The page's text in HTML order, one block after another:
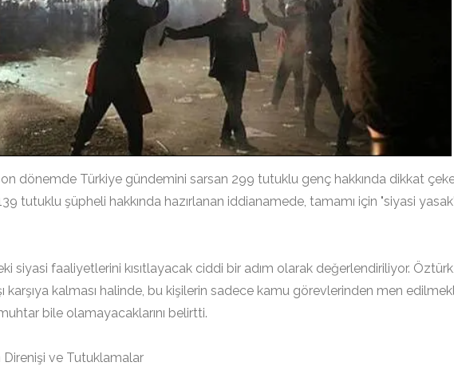
dönemde Türkiye gündemini sarsan 299 tutuklu genç hakkında dikkat
tutuklu şüpheli hakkında hazırlanan iddianamede, tamamı için "siyasi
siyasi faaliyetlerini kısıtlayacak ciddi bir adım olarak değerlendiriliyor.
karşıya kalması halinde, bu kişilerin sadece kamu görevlerinden men
bile olamayacaklarını belirtti.
Direnişi ve Tutuklamalar